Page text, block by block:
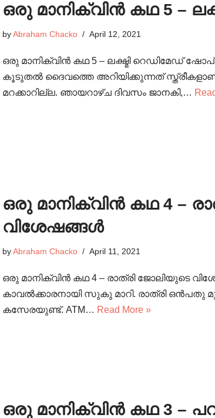
ഒരു മാനിക്വിൻ കഥ 5 –
byAbraham Chacko April 12, 2021
ഒരു മാനിക്വിൻ കഥ 5 – ലക്ഷ്മി റെഡിമേഡ്
കൂടുതൽ ദൈവത്തെ അറിയിക്കുന്നത്
മറക്കാറില്ല. ഞായറാഴ്ച ദിവസം ജാനകി,…
ഒരു മാനിക്വിൻ കഥ 4 –
വിശേഷങ്ങൾ
byAbraham Chacko April 11, 2021
ഒരു മാനിക്വിൻ കഥ 4 – രാത്രി ജോലിയുടെ
കാവൽക്കാരനായി സുകു മാറി. രാത്രി ഒൻപതു
കസേരയുണ്ട്. ATM… Read More »
ഒരു മാനിക്വിൻ കഥ 3 –